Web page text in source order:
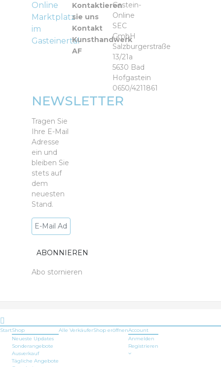
Online
Marktplatz
im
Gasteinertal
Kontaktieren
sie uns
Kontakt
Kunsthandwerk
AF
Gastein-
Online
SEC
GmbH
Salzburgerstraße
13/21a
5630 Bad
Hofgastein
0650/4211861
NEWSLETTER
Tragen Sie
Ihre E-Mail
Adresse
ein und
bleiben Sie
stets auf
dem
neuesten
Stand.
Abo stornieren
StartShop
Neueste Updates
Sonderangebote
Ausverkauf
Tägliche Angebote
Alle VerkäuferShop eröffnenAccount
Anmelden
Registrieren